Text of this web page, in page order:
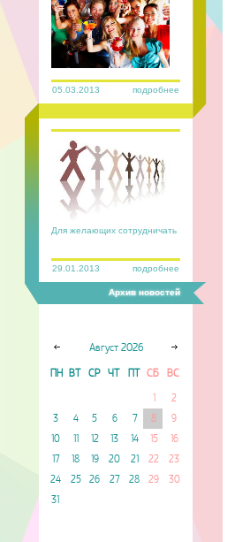
05.03.2013 подробнее
29.01.2013 подробнее
Для желающих сотрудничать
Архив новостей
Август 2026
ПН ВТ СР ЧТ СБ ВС
1
2
3
4 5 6 7 8
9
10
11 12 13 14 15
16
17
18 19 20 21 22
23
24
25 26 27 28 29
30
31